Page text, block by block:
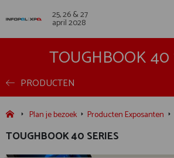
25, 26 & 27
april 2028
TOUGHBOOK 40
PRODUCTEN
Plan je bezoek Producten Exposanten
TOUGHBOOK 40 SERIES